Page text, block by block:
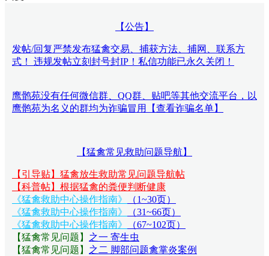
【公告】
发帖/回复严禁发布猛禽交易、捕获方法、捕网、联系方
式！ 违规发帖立刻封号封IP！私信功能已永久关闭！
鹰鹘苑没有任何微信群、QQ群、贴吧等其他交流平台，以
鹰鹘苑为名义的群均为诈骗冒用【查看诈骗名单】
【猛禽常见救助问题导航】
【引导贴】猛禽放生救助常见问题导航帖
【科普帖】根据猛禽的粪便判断健康
《猛禽救助中心操作指南》
（1~30页）
《猛禽救助中心操作指南》
（31~66页）
《猛禽救助中心操作指南》
（67~102页）
【猛禽常见问题 】 之一 寄生虫
【猛禽常见问题 】 之二 脚部问题禽掌炎案例